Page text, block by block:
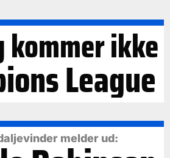
kommer ikke
League
melder ud: